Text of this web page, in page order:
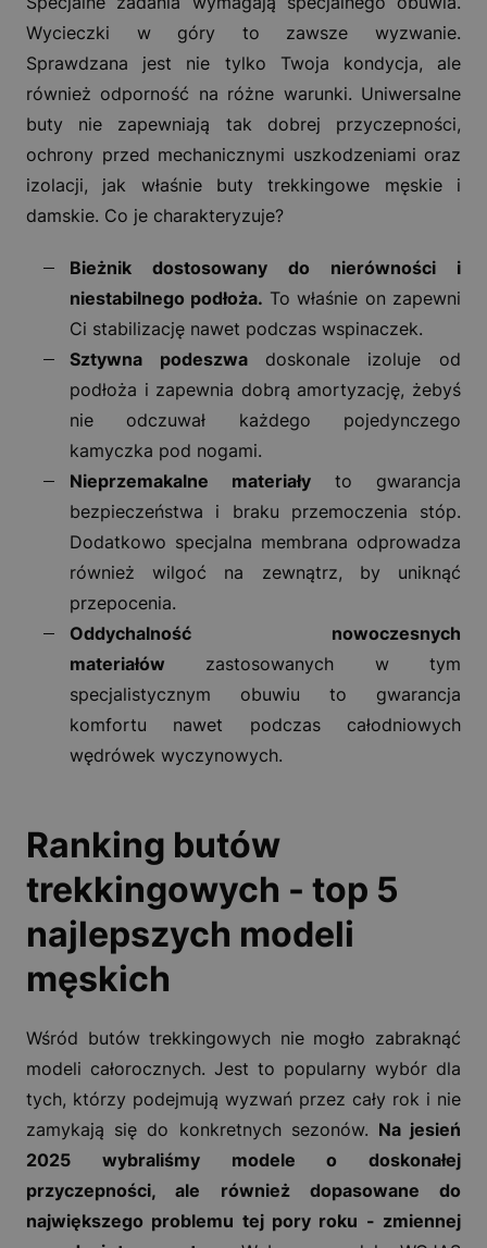
Wycieczki w góry to zawsze wyzwanie.
Sprawdzana jest nie tylko Twoja kondycja, ale
również odporność na różne warunki. Uniwersalne
buty nie zapewniają tak dobrej przyczepności,
ochrony przed mechanicznymi uszkodzeniami oraz
izolacji, jak właśnie buty trekkingowe męskie i
damskie. Co je charakteryzuje?
Bieżnik dostosowany do nierówności i
niestabilnego podłoża. To właśnie on zapewni
Ci stabilizację nawet podczas wspinaczek.
Sztywna podeszwa doskonale izoluje od
podłoża i zapewnia dobrą amortyzację, żebyś
nie odczuwał każdego pojedynczego
kamyczka pod nogami.
Nieprzemakalne materiały to gwarancja
bezpieczeństwa i braku przemoczenia stóp.
Dodatkowo specjalna membrana odprowadza
również wilgoć na zewnątrz, by uniknąć
przepocenia.
Oddychalność nowoczesnych
materiałów zastosowanych w tym
specjalistycznym obuwiu to gwarancja
komfortu nawet podczas całodniowych
wędrówek wyczynowych.
Ranking butów
trekkingowych - top 5
najlepszych modeli
męskich
Wśród butów trekkingowych nie mogło zabraknąć
modeli całorocznych. Jest to popularny wybór dla
tych, którzy podejmują wyzwań przez cały rok i nie
zamykają się do konkretnych sezonów. Na jesień
2025 wybraliśmy modele o doskonałej
przyczepności, ale również dopasowane do
największego problemu tej pory roku - zmiennej